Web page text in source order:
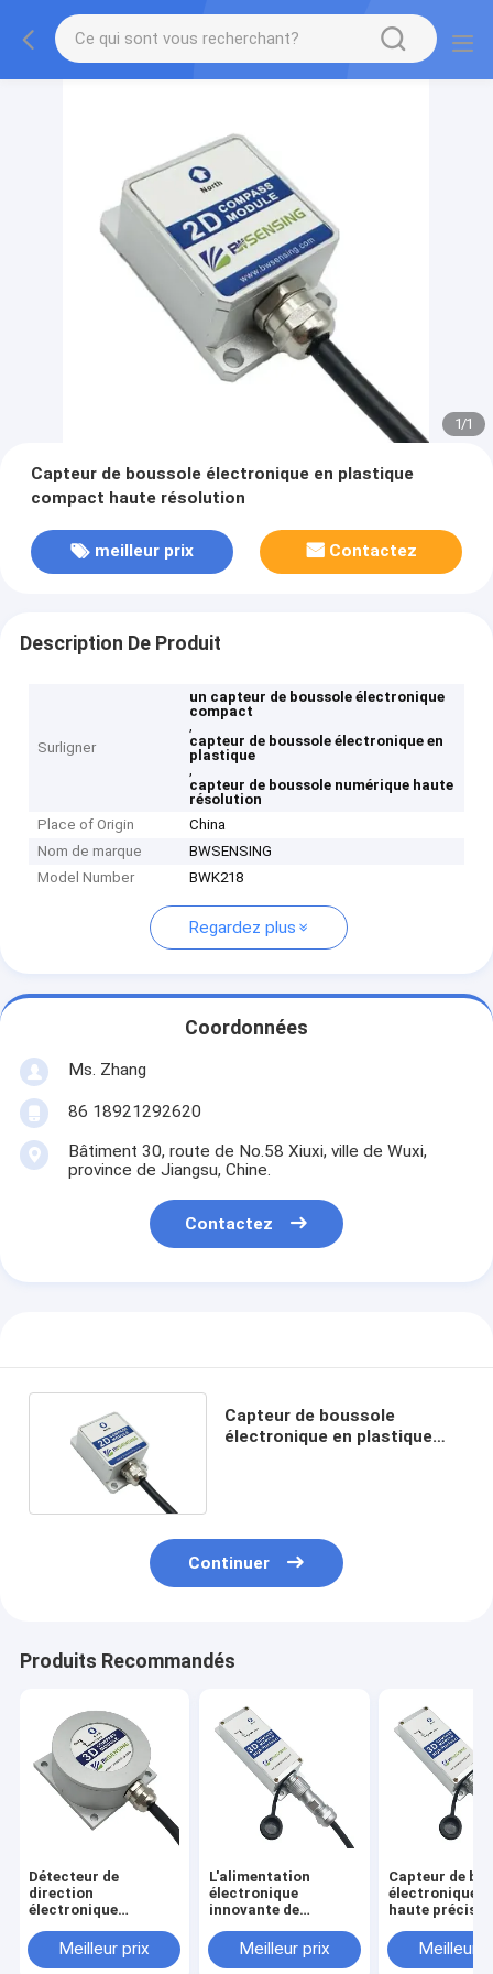
1/1
Capteur de boussole électronique en plastique
compact haute résolution
meilleur prix Contactez
Description De Produit
Surligner
un capteur de boussole électronique
compact
,
capteur de boussole électronique en
plastique
,
capteur de boussole numérique haute
résolution
Place of Origin
China
Nom de marque
BWSENSING
Model Number
BWK218
Regardez plus
Coordonnées
Ms. Zhang
86 18921292620
Bâtiment 30, route de No.58 Xiuxi, ville de Wuxi,
province de Jiangsu, Chine.
Contactez
Capteur de boussole
électronique en plastique
Continuer
Produits Recommandés
Détecteur de
direction
électronique
±1° en 25 mm X 25
mm X 10 mm
Meilleur prix
L'alimentation
électronique
innovante de
d'orientation Dc
3.3v-5v
Meilleur prix
Capteur de
électronique
haute
mm Format
Pwm
Meilleur